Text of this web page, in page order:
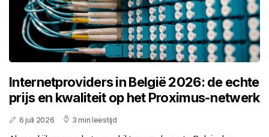
Internetproviders in België 2026: de echte
prijs en kwaliteit op het Proximus-netwerk
6 juli 2026 3 min leestijd